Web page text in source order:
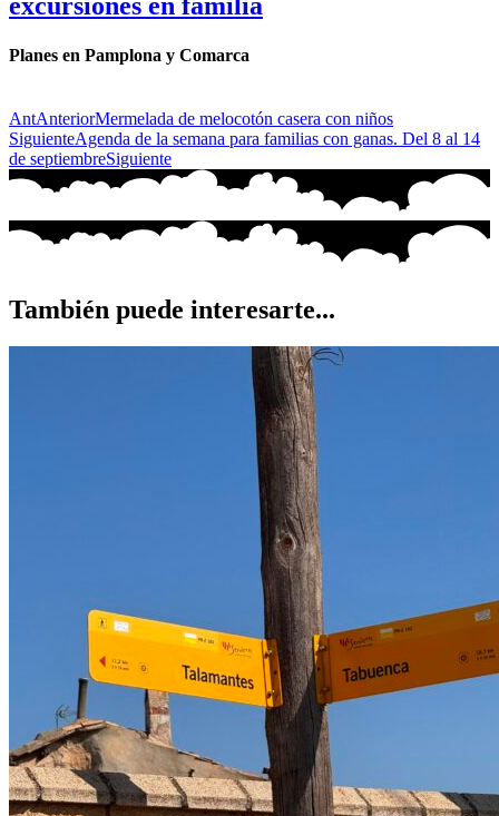
excursiones en familia
Planes en Pamplona y Comarca
AntAnteriorMermelada de melocotón casera con niños
SiguienteAgenda de la semana para familias con ganas. Del 8 al 14
de septiembreSiguiente
También puede interesarte...